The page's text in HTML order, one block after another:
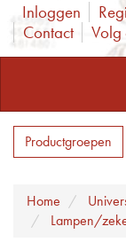
Inloggen
Contact
Volg
Productgroepen
Home
Lampen/